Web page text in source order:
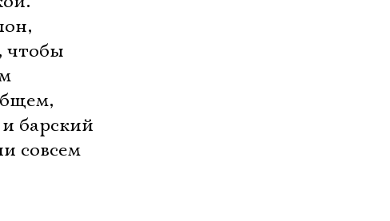
чтобы
барский
совсем